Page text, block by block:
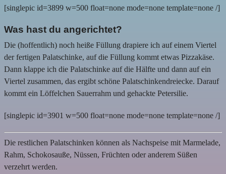
[singlepic id=3899 w=500 float=none mode=none template=none /]
Was hast du angerichtet?
Die (hoffentlich) noch heiße Füllung drapiere ich auf einem Viertel
der fertigen Palatschinke, auf die Füllung kommt etwas Pizzakäse.
Dann klappe ich die Palatschinke auf die Hälfte und dann auf ein
Viertel zusammen, das ergibt schöne Palatschinkendreiecke. Darauf
kommt ein Löffelchen Sauerrahm und gehackte Petersilie.
[singlepic id=3901 w=500 float=none mode=none template=none /]
Die restlichen Palatschinken können als Nachspeise mit Marmelade,
Rahm, Schokosauße, Nüssen, Früchten oder anderem Süßen
verzehrt werden.